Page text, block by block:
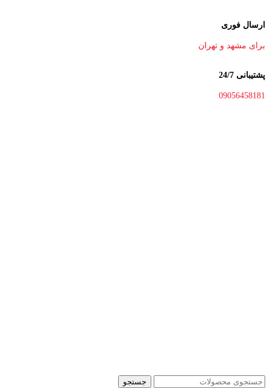
ارسال فوری
برای مشهد و تهران
پشتیبانی 24/7
09056458181
جستجو